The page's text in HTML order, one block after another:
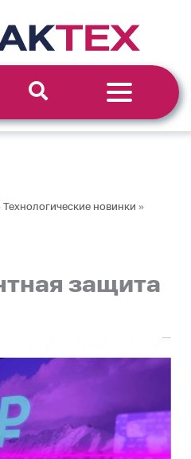
Технологические новинки »
защита